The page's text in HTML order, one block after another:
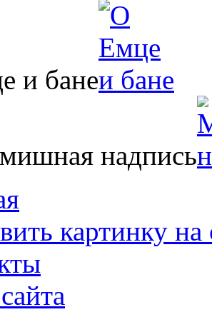
и бане
надпись
картинку на